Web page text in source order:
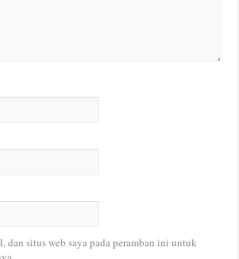
dan situs web saya pada peramban ini untuk